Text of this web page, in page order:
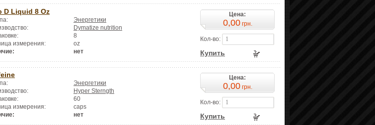
D Liquid 8 Oz
Энергетики
Dymatize nutrition
8
измерения:
oz
нет
Цена:
0,00грн.
Кол-во:
Купить
Энергетики
Hyper Sterngth
60
измерения:
caps
нет
Цена:
0,00грн.
Кол-во:
Купить